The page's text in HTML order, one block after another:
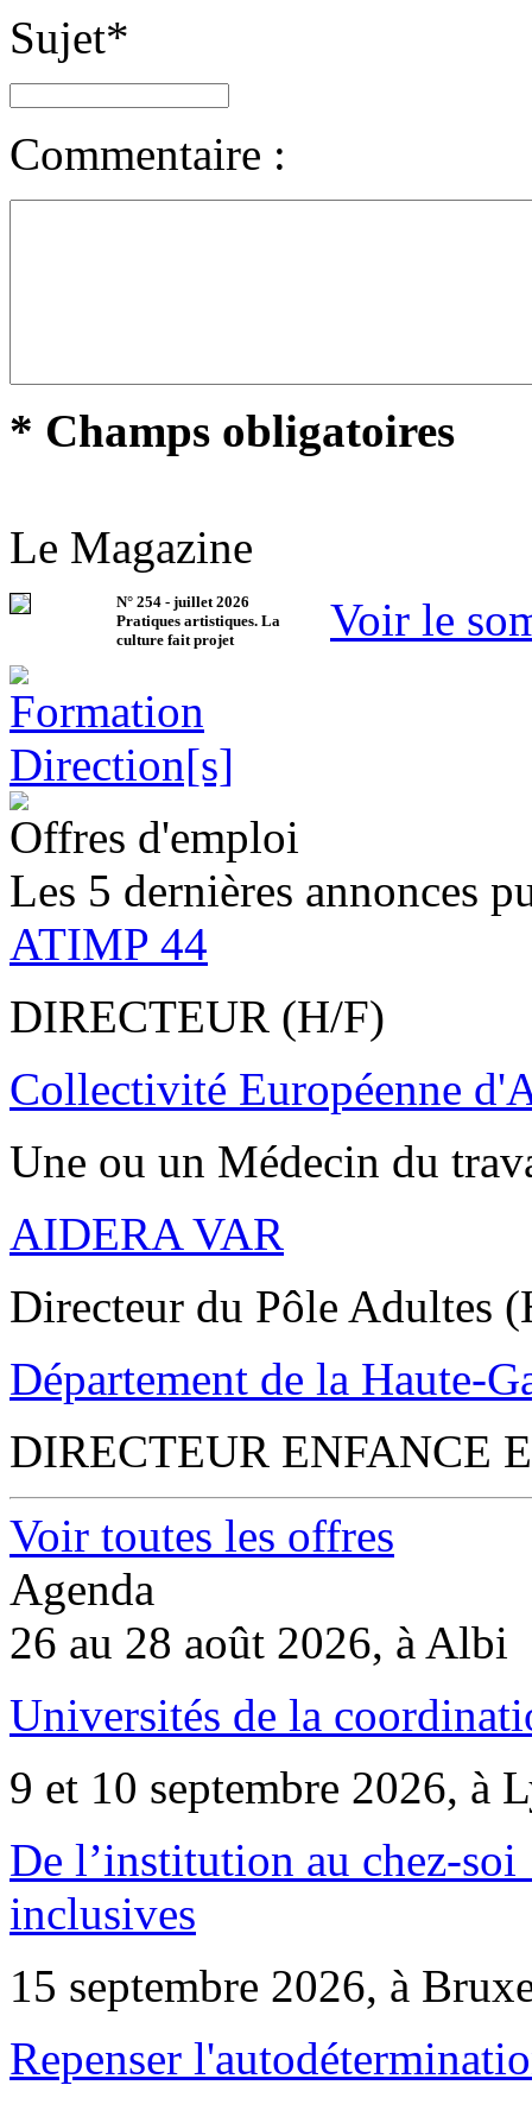
Sujet*
Commentaire :
* Champs obligatoires
Le Magazine
N° 254 - juillet 2026
Pratiques artistiques. La
culture fait projet
Voir le
Offres d'emploi
Les 5 dernières annonces
ATIMP 44
DIRECTEUR (H/F)
Collectivité Européenne
Une ou un Médecin du
AIDERA VAR
Directeur du Pôle Adultes
Département de la Haute-
DIRECTEUR ENFANCE
Voir toutes les offres
Agenda
26 au 28 août 2026, à Albi
Universités de la
9 et 10 septembre 2026, à
De l’institution au chez-
inclusives
15 septembre 2026, à
Repenser